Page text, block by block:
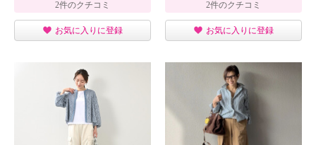
2件のクチコミ
お気に入りに登録
2件のクチコミ
お気に入りに登録